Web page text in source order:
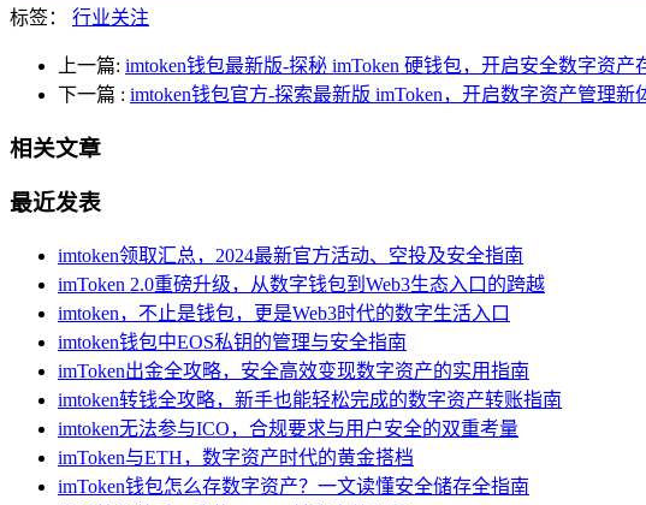
标签： 行业关注
上一篇: imtoken钱包最新版-探秘 imToken 硬钱包，开启安全数字资产
下一篇 : imtoken钱包官方-探索最新版 imToken，开启数字资产管理新
相关文章
最近发表
imtoken领取汇总，2024最新官方活动、空投及安全指南
imToken 2.0重磅升级，从数字钱包到Web3生态入口的跨越
imtoken，不止是钱包，更是Web3时代的数字生活入口
imtoken钱包中EOS私钥的管理与安全指南
imToken出金全攻略，安全高效变现数字资产的实用指南
imtoken转钱全攻略，新手也能轻松完成的数字资产转账指南
imtoken无法参与ICO，合规要求与用户安全的双重考量
imToken与ETH，数字资产时代的黄金搭档
imToken钱包怎么存数字资产？一文读懂安全储存全指南